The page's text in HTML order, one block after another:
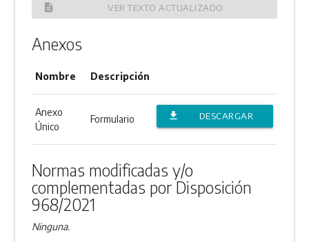
description VER TEXTO ACTUALIZADO
Anexos
Nombre Descripción
Anexo
Único
Formulario file_download
DESCARGAR
Normas modificadas y/o
complementadas por Disposición
968/2021
Ninguna.